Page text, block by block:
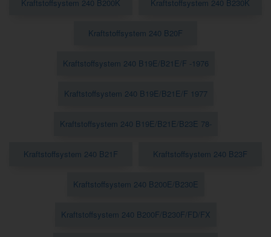
Kraftstoffsystem 240 B200K Kraftstoffsystem 240 B230K
Kraftstoffsystem 240 B20F
Kraftstoffsystem 240 B19E/B21E/F -1976
Kraftstoffsystem 240 B19E/B21E/F 1977
Kraftstoffsystem 240 B19E/B21E/B23E 78-
Kraftstoffsystem 240 B21F Kraftstoffsystem 240 B23F
Kraftstoffsystem 240 B200E/B230E
Kraftstoffsystem 240 B200F/B230F/FD/FX